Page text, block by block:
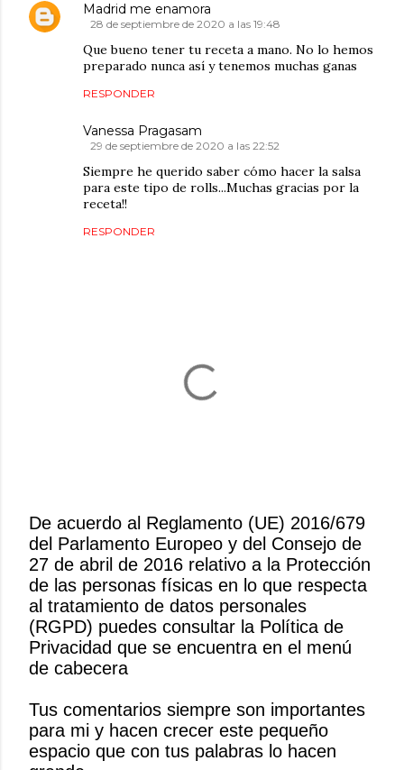
Madrid me enamora
28 de septiembre de 2020 a las 19:48
Que bueno tener tu receta a mano. No lo hemos
preparado nunca así y tenemos muchas ganas
RESPONDER
Vanessa Pragasam
29 de septiembre de 2020 a las 22:52
Siempre he querido saber cómo hacer la salsa
para este tipo de rolls...Muchas gracias por la
receta!!
RESPONDER
P
u
b
l
i
c
a
u
n
c
De acuerdo al Reglamento (UE) 2016/679
del Parlamento Europeo y del Consejo de
27 de abril de 2016 relativo a la Protección
de las personas físicas en lo que respecta
al tratamiento de datos personales
(RGPD) puedes consultar la Política de
Privacidad que se encuentra en el menú
de cabecera
Tus comentarios siempre son importantes
para mi y hacen crecer este pequeño
espacio que con tus palabras lo hacen